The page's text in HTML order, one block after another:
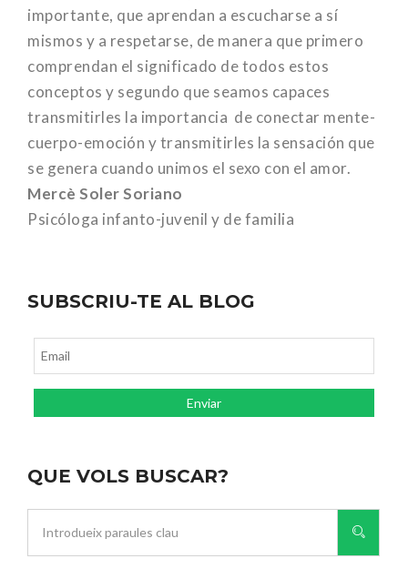
importante, que aprendan a escucharse a sí
mismos y a respetarse, de manera que primero
comprendan el significado de todos estos
conceptos y segundo que seamos capaces
transmitirles la importancia de conectar mente-
cuerpo-emoción y transmitirles la sensación que
se genera cuando unimos el sexo con el amor.
Mercè Soler Soriano
Psicóloga infanto-juvenil y de familia
SUBSCRIU-TE AL BLOG
QUE VOLS BUSCAR?